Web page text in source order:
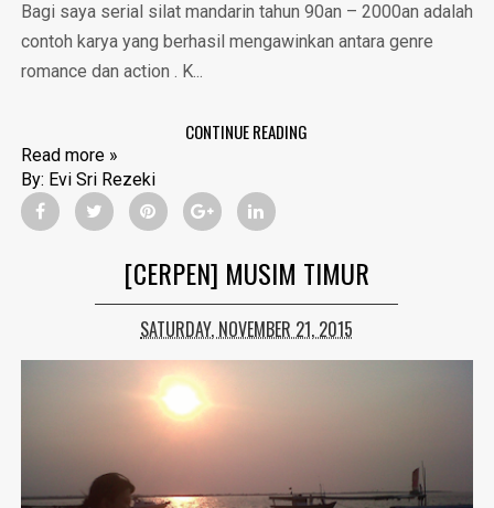
Bagi saya serial silat mandarin tahun 90an – 2000an adalah
contoh karya yang berhasil mengawinkan antara genre
romance dan action . K...
CONTINUE READING
Read more »
By: Evi Sri Rezeki
[CERPEN] MUSIM TIMUR
SATURDAY, NOVEMBER 21, 2015